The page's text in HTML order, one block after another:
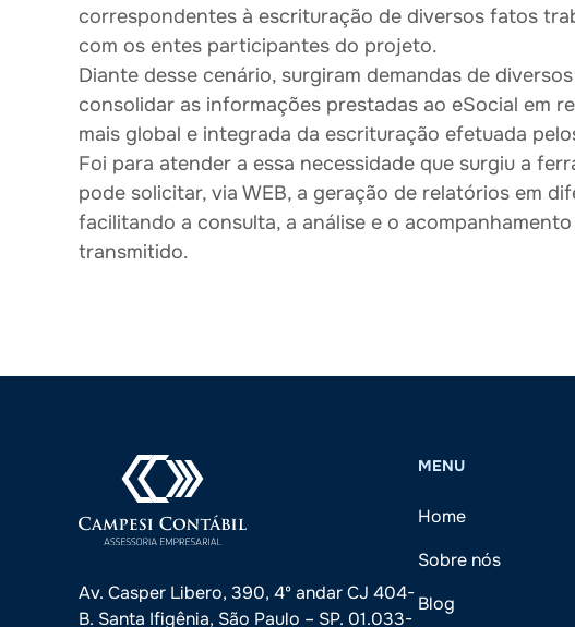
correspondentes à escrituração de diversos fatos
com os entes participantes do projeto.
Diante desse cenário, surgiram demandas de
consolidar as informações prestadas ao eSocial em
mais global e integrada da escrituração efetuada
Foi para atender a essa necessidade que surgiu a
pode solicitar, via WEB, a geração de relatórios em
facilitando a consulta, a análise e o
transmitido.
Av. Casper Libero, 390, 4º andar CJ 404-
B. Santa Ifigênia, São Paulo – SP. 01.033-
MENU
Home
Sobre nós
Blog